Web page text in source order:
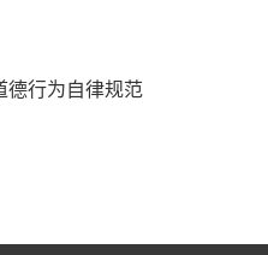
德行为自律规范